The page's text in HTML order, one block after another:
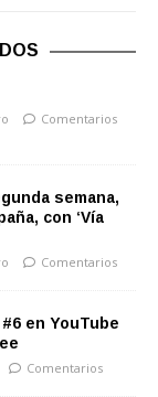
Comentarios
semana,
con ‘Vía
Comentarios
en YouTube
Comentarios